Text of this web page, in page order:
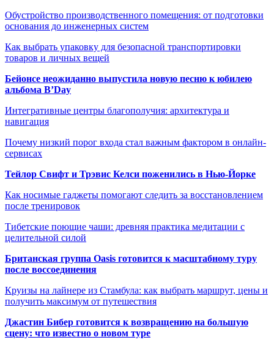
Обустройство производственного помещения: от подготовки
основания до инженерных систем
Как выбрать упаковку для безопасной транспортировки
товаров и личных вещей
Бейонсе неожиданно выпустила новую песню к юбилею
альбома B’Day
Интегративные центры благополучия: архитектура и
навигация
Почему низкий порог входа стал важным фактором в онлайн-
сервисах
Тейлор Свифт и Трэвис Келси поженились в Нью-Йорке
Как носимые гаджеты помогают следить за восстановлением
после тренировок
Тибетские поющие чаши: древняя практика медитации с
целительной силой
Британская группа Oasis готовится к масштабному туру
после воссоединения
Круизы на лайнере из Стамбула: как выбрать маршрут, цены и
получить максимум от путешествия
Джастин Бибер готовится к возвращению на большую
сцену: что известно о новом туре